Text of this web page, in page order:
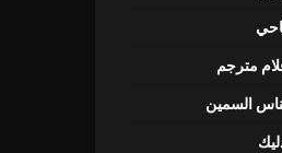
مترجم
السمين